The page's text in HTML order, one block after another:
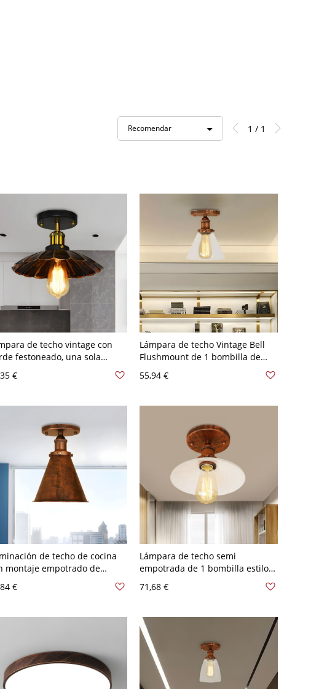
Recomendar 1 / 1
de techo vintage con
festoneado, una sola
metálica en óxido
€
Lámpara de techo Vintage Bell
Flushmount de 1 bombilla de
para sala de estar
55,94 €
de techo de cocina
montaje empotrado de
de 1 luz en óxido
€
Lámpara de techo semi
empotrada de 1 bombilla estilo
pantalla de vidrio opalino en
71,68 €